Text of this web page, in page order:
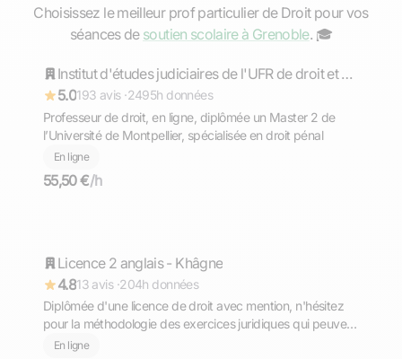
Choisissez le meilleur prof particulier de Droit pour vos
séances de soutien scolaire à Grenoble. ‍🎓
Répond rapidement
Camille
Institut d'études judiciaires de l'UFR de droit et sciences politique - université de Montpellier
5.0193 avis ·2495h données
Professeur de droit, en ligne, diplômée un Master 2 de
l’Université de Montpellier, spécialisée en droit pénal
En ligne
55,50 €/h
Répond rapidement
Licence 2 anglais - Khâgne
4.813 avis ·204h données
Diplômée d'une licence de droit avec mention, n'hésitez
pour la méthodologie des exercices juridiques qui peuvent
parfois être difficiles
En ligne